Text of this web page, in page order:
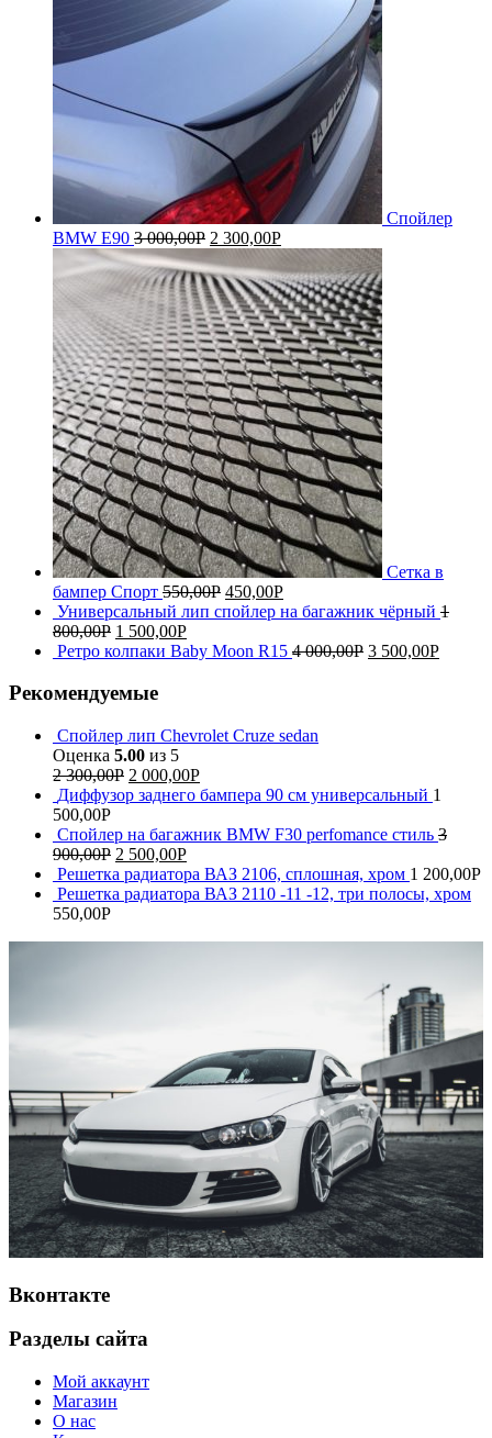
Спойлер
BMW E90 3 000,00Р 2 300,00Р
Сетка в
бампер Спорт 550,00Р 450,00Р
Универсальный лип спойлер на багажник чёрный 1
800,00Р 1 500,00Р
Ретро колпаки Baby Moon R15 4 000,00Р 3 500,00Р
Рекомендуемые
Спойлер лип Chevrolet Cruze sedan
Оценка 5.00 из 5
2 300,00Р 2 000,00Р
Диффузор заднего бампера 90 см универсальный 1
500,00Р
Спойлер на багажник BMW F30 perfomance стиль 3
900,00Р 2 500,00Р
Решетка радиатора ВАЗ 2106, сплошная, хром 1 200,00Р
Решетка радиатора ВАЗ 2110 -11 -12, три полосы, хром
550,00Р
Вконтакте
Разделы сайта
Мой аккаунт
Магазин
О нас